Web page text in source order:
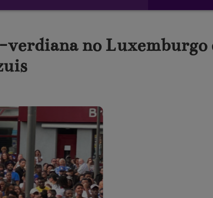
no Luxemburgo